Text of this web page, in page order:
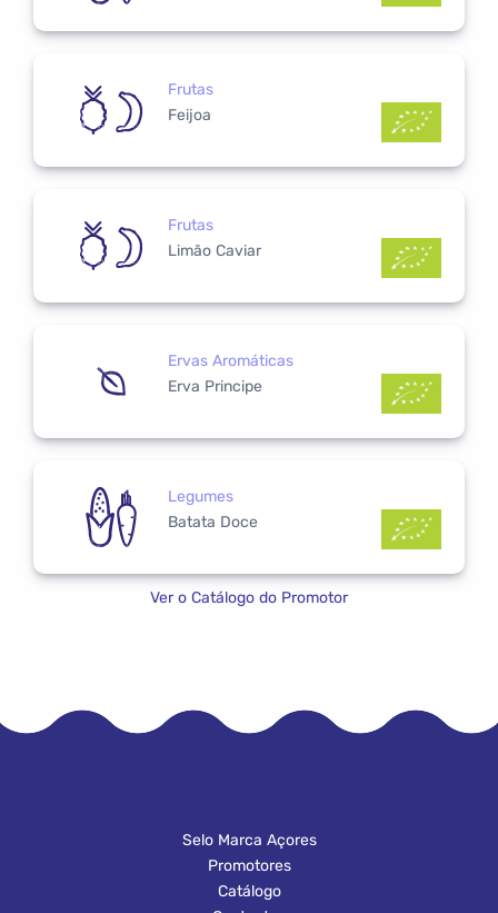
Frutas
Feijoa
Frutas
Limão Caviar
Ervas Aromáticas
Erva Principe
Legumes
Batata Doce
Ver o Catálogo do Promotor
Selo Marca Açores
Promotores
Catálogo